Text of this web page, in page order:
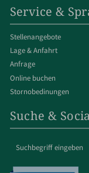
Service &
Stellenangebote
Lage & Anfahrt
Anfrage
Online buchen
Stornobedinungen
Suche &
Suchbegriff